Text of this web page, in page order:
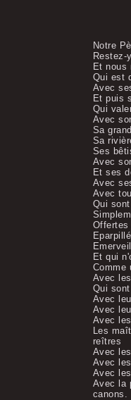
Notre
Restez-y
Et nous
Qui est
Avec
Et puis
Qui
Avec
Sa
Sa
Ses
Avec
Et ses
Avec
Avec
Qui
Offertes
Et qui
Comme
Avec
Qui
Avec
Avec
Avec
Les
reîtres
Avec
Avec
Avec
Avec la
canons.